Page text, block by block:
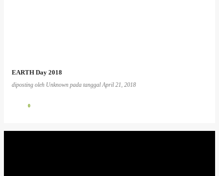
EARTH Day 2018
diposting oleh Unknown pada tanggalApril 21, 2018
0